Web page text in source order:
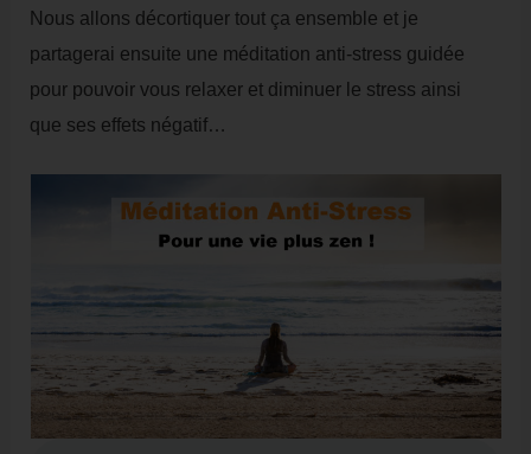
Nous allons décortiquer tout ça ensemble et je
partagerai ensuite une méditation anti-stress guidée
pour pouvoir vous relaxer et diminuer le stress ainsi
que ses effets négatif…